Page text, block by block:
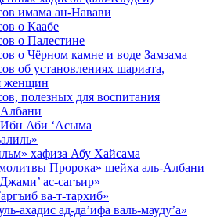
имама ан-Навави
о Каабе
о Палестине
о Чёрном камне и воде Замзама
об установлениях шариата,
женщин
полезных для воспитания
Ибн Аби ‘Асыма
хафиза Абу Хайсама
Пророка» шейха аль-Албани
ас-сагъир»
ва-т-тархиб»
ахадис ад-да’ифа валь-мауду’а»